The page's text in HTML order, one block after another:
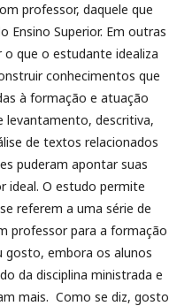
professor, daquele que
Ensino Superior. Em outras
que o estudante idealiza
conhecimentos que
à formação e atuação
levantamento, descritiva,
de textos relacionados
puderam apontar suas
ideal. O estudo permite
referem a uma série de
professor para a formação
gosto, embora os alunos
da disciplina ministrada e
mais. Como se diz, gosto